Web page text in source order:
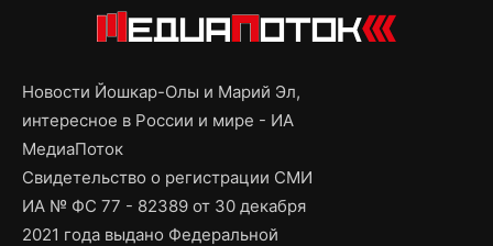
Новости Йошкар-Олы и Марий Эл,
интересное в России и мире - ИА
МедиаПоток
Свидетельство о регистрации СМИ
ИА № ФС 77 - 82389 от 30 декабря
2021 года выдано Федеральной